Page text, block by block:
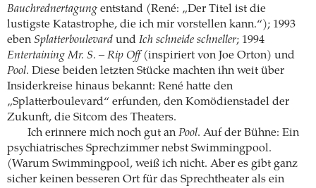
Bauchrednertagung entstand (René: „Der Titel ist die
lustigste Katastrophe, die ich mir vorstellen kann.“); 1993
eben Splatterboulevard und Ich schneide schneller; 1994
Entertaining Mr. S. – Rip Off(inspiriert von Joe Orton) und
Pool. Diese beiden letzten Stücke machten ihn weit über
Insiderkreise hinaus bekannt: René hatte den
„Splatterboulevard“ erfunden, den Komödienstadel der
Zukunft, die Sitcom des Theaters.
Ich erinnere mich noch gut an Pool. Auf der Bühne: Ein
psychiatrisches Sprechzimmer nebst Swimmingpool.
(Warum Swimmingpool, weiß ich nicht. Aber es gibt ganz
sicher keinen besseren Ort für das Sprechtheater als ein